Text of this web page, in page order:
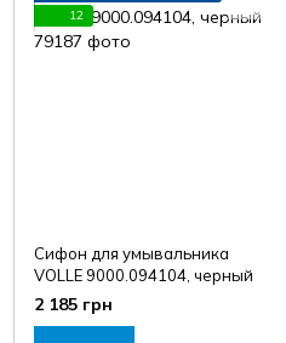
12
Сифон для умывальника
VOLLE 9000.094104, черный
2 185 грн